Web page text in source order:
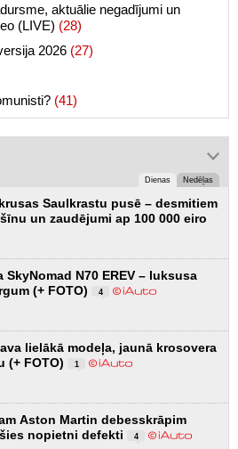
aktuālie negadījumi un
(LIVE) (28)
2026 (27)
(41)
Dienas Nedēļas
Saulkrastu pusē – desmitiem
un zaudējumi ap 100 000 eiro
SkyNomad N70 EREV – luksusa
(+ FOTO)
4
lielākā modeļa, jaunā krosovera
(+ FOTO)
1
Aston Martin debesskrāpim
nopietni defekti
4